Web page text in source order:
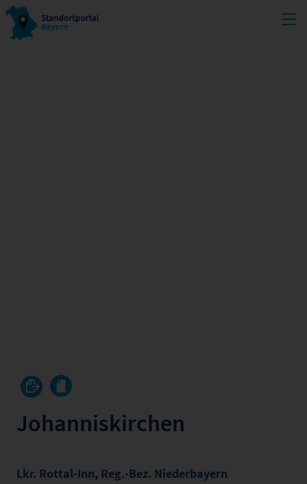
Johanniskirchen
Lkr. Rottal-Inn, Reg.-Bez. Niederbayern